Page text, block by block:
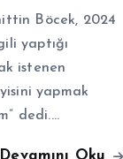
Böcek, 2024
yaptığı
istenen
yapmak
dedi.…
Devamını Oku